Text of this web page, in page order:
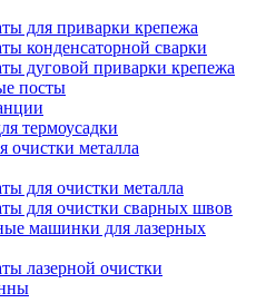
для приварки крепежа
конденсаторной сварки
дуговой приварки крепежа
посты
термоусадки
очистки металла
для очистки металла
для очистки сварных швов
машинки для лазерных
лазерной очистки